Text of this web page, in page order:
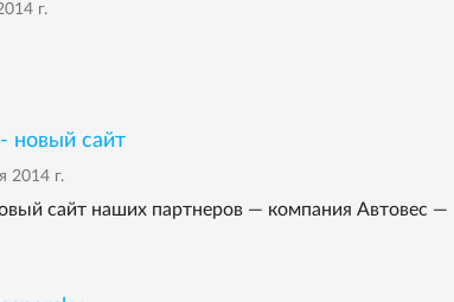
г.
новый сайт
2014 г.
сайт наших партнеров — компания Автовес —